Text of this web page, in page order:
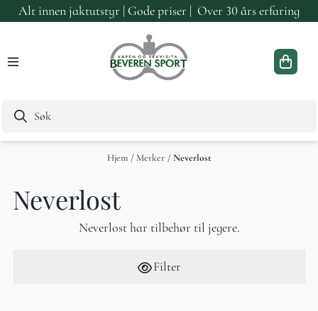
Hopp til innhold
Alt innen jaktutstyr | Gode priser | Over 30 års erfaring
Hjem / Merker /Neverlost
Neverlost
Neverlost har tilbehør til jegere.
Filter